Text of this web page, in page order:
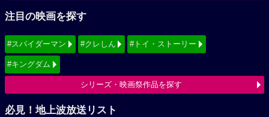
注目の映画を探す
#スパイダーマン #クレしん #トイ・ストーリー
#キングダム
シリーズ・映画祭作品を探す
必見！地上波放送リスト